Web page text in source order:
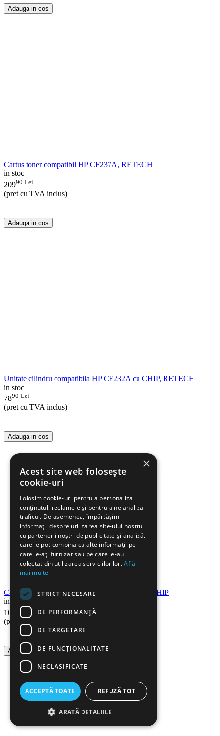
Adauga in cos
Cartus toner compatibil HP CF237A, RETECH
in stoc
20990 Lei
(pret cu TVA inclus)
Adauga in cos
Unitate cilindru compatibila HP CF232A cu CHIP, RETECH
in stoc
7890 Lei
(pret cu TVA inclus)
Adauga in cos
Cartus compatibil HP CF259X RETECH, fara CHIP
in stoc
104
90 Lei
(pret cu TVA inclus)
Adauga in cos
×
Acest site web folosește
cookie-uri
Folosim cookie-uri pentru a personaliza
conținutul, reclamele și pentru a ne analiza
traficul. De asemenea, împărtășim
informații despre utilizarea site-ului nostru
cu partenerii noștri de publicitate și analiză,
care le pot combina cu alte informații pe
care le-ați furnizat sau pe care le-au
colectat din utilizarea serviciilor lor.Află
mai multe
STRICT NECESARE
DE PERFORMANȚĂ
DE TARGETARE
DE FUNCŢIONALITATE
NECLASIFICATE
ACCEPTĂ TOATE REFUZĂ TOT
ARATĂ DETALIILE